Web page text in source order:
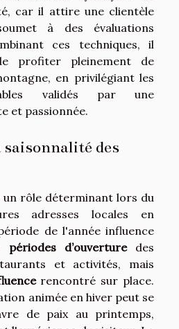
car il attire une clientèle
à des évaluations
ces techniques, il
profiter pleinement de
en privilégiant les
validés par une
et passionnée.
des
rôle déterminant lors du
adresses locales en
de l'année influence
périodes d’ouverturedes
et activités, mais
rencontré sur place.
animée en hiver peut se
de paix au printemps,